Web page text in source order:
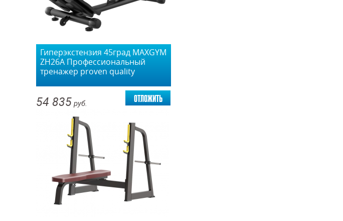
Гиперэкстензия 45град MAXGYM
ZH26А Профессиональный
тренажер proven quality
54 835 руб. отложить